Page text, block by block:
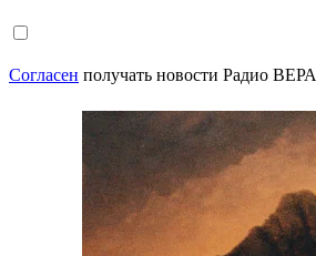
Согласен получать новости Радио ВЕРА